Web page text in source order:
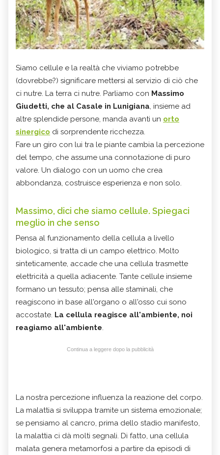
Siamo cellule e la realtà che viviamo potrebbe
(dovrebbe?) significare mettersi al servizio di ciò che
ci nutre. La terra ci nutre. Parliamo con Massimo
Giudetti, che al Casale in Lunigiana, insieme ad
altre splendide persone, manda avanti un orto
sinergico di sorprendente ricchezza.
Fare un giro con lui tra le piante cambia la percezione
del tempo, che assume una connotazione di puro
valore. Un dialogo con un uomo che crea
abbondanza, costruisce esperienza e non solo.
Massimo, dici che siamo cellule. Spiegaci
meglio in che senso
Pensa al funzionamento della cellula a livello
biologico, si tratta di un campo elettrico. Molto
sinteticamente, accade che una cellula trasmette
elettricità a quella adiacente. Tante cellule insieme
formano un tessuto; pensa alle staminali, che
reagiscono in base all'organo o all'osso cui sono
accostate. La cellula reagisce all'ambiente, noi
reagiamo all'ambiente.
Continua a leggere dopo la pubblicità
La nostra percezione influenza la reazione del corpo.
La malattia si sviluppa tramite un sistema emozionale;
se pensiamo al cancro, prima dello stadio manifesto,
la malattia ci dà molti segnali. Di fatto, una cellula
malata genera metamorfosi a partire da episodi di